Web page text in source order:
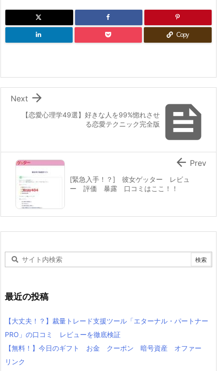
Copy

【恋愛心理学49選】好きな人を99%惚れさせ
る恋愛テクニック完全版

Next
[緊急入手！？] 彼女ゲッター レビュ
ー 評価 暴露 口コミはここ！！
 Prev
最近の投稿
【大丈夫！？】裁量トレード支援ツール「エターナル・パートナー
PRO」の口コミ レビューを徹底検証
【無料！】今日のギフト お金 クーポン 暗号資産 オファー
リンク